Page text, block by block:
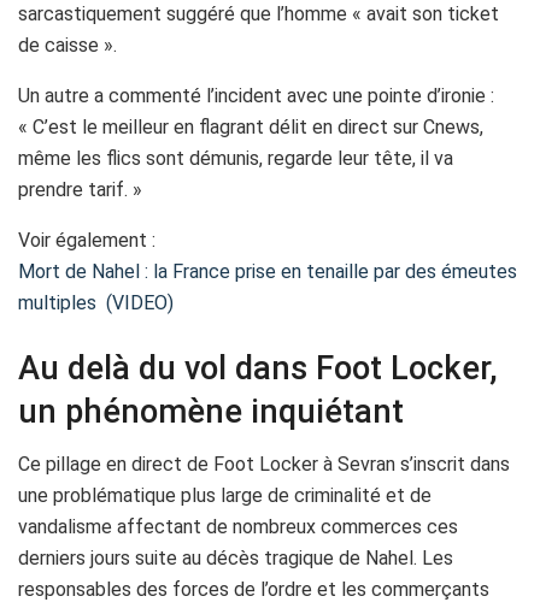
sarcastiquement suggéré que l’homme « avait son ticket
de caisse ».
Un autre a commenté l’incident avec une pointe d’ironie :
« C’est le meilleur en flagrant délit en direct sur Cnews,
même les flics sont démunis, regarde leur tête, il va
prendre tarif. »
Voir également :
Mort de Nahel : la France prise en tenaille par des émeutes
multiples (VIDEO)
Au delà du vol dans Foot Locker,
un phénomène inquiétant
Ce pillage en direct de Foot Locker à Sevran s’inscrit dans
une problématique plus large de criminalité et de
vandalisme affectant de nombreux commerces ces
derniers jours suite au décès tragique de Nahel. Les
responsables des forces de l’ordre et les commerçants